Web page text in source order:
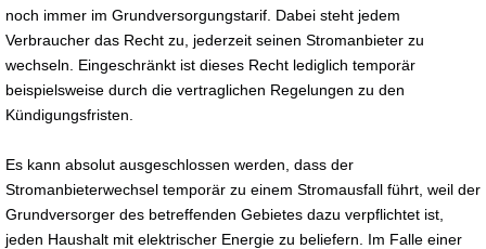
noch immer im Grundversorgungstarif. Dabei steht jedem
Verbraucher das Recht zu, jederzeit seinen Stromanbieter zu
wechseln. Eingeschränkt ist dieses Recht lediglich temporär
beispielsweise durch die vertraglichen Regelungen zu den
Kündigungsfristen.
Es kann absolut ausgeschlossen werden, dass der
Stromanbieterwechsel temporär zu einem Stromausfall führt, weil der
Grundversorger des betreffenden Gebietes dazu verpflichtet ist,
jeden Haushalt mit elektrischer Energie zu beliefern. Im Falle einer